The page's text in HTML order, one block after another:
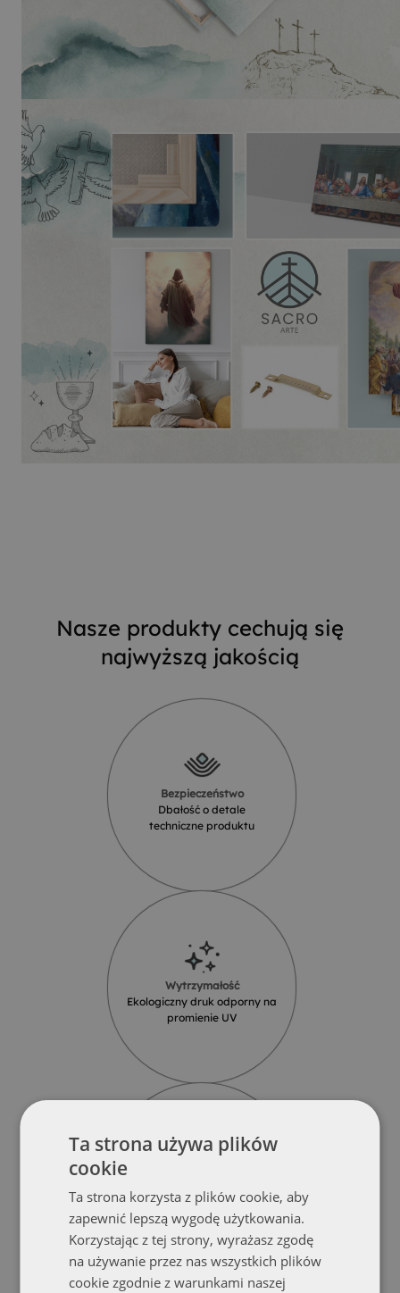
Nasze produkty cechują się
najwyższą jakością
Bezpieczeństwo
Dbałość o detale
techniczne produktu
Wytrzymałość
Ekologiczny druk odporny na
promienie UV
12 miesięcy gwarancji na
produkty
Ta strona używa plików
cookie
Ta strona korzysta z plików cookie, aby
zapewnić lepszą wygodę użytkowania.
Korzystając z tej strony, wyrażasz zgodę
na używanie przez nas wszystkich plików
cookie zgodnie z warunkami naszej